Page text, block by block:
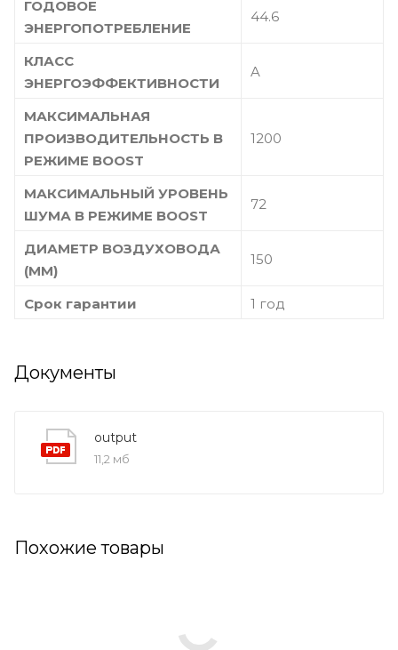
ГОДОВОЕ
ЭНЕРГОПОТРЕБЛЕНИЕ
44.6
КЛАСС
ЭНЕРГОЭФФЕКТИВНОСТИ
A
МАКСИМАЛЬНАЯ
ПРОИЗВОДИТЕЛЬНОСТЬ В
РЕЖИМЕ BOOST
1200
МАКСИМАЛЬНЫЙ УРОВЕНЬ
ШУМА В РЕЖИМЕ BOOST
72
ДИАМЕТР ВОЗДУХОВОДА
(ММ)
150
Срок гарантии 1 год
Документы
output
11,2 мб
Похожие товары